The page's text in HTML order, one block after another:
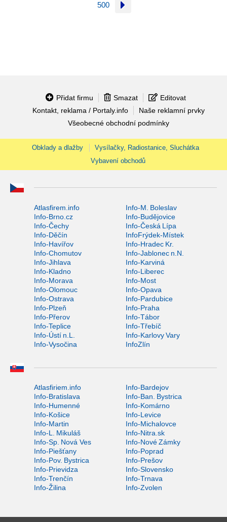
500
Přidat firmu Smazat
Editovat
Kontakt, reklama / Portaly.info
Naše reklamní prvky
Všeobecné obchodní podmínky
Obklady a dlažby
Vysílačky, Radiostanice, Sluchátka
Vybavení obchodů
Atlasfirem.info
Info-M. Boleslav
Info-Brno.cz
Info-Budějovice
Info-Čechy
Info-Česká Lípa
Info-Děčín
InfoFrýdek-Místek
Info-Havířov
Info-Hradec Kr.
Info-Chomutov
Info-Jablonec n.N.
Info-Jihlava
Info-Karviná
Info-Kladno
Info-Liberec
Info-Morava
Info-Most
Info-Olomouc
Info-Opava
Info-Ostrava
Info-Pardubice
Info-Plzeň
Info-Praha
Info-Přerov
Info-Tábor
Info-Teplice
Info-Třebíč
Info-Ústí n.L.
Info-Karlovy Vary
Info-Vysočina
InfoZlín
Atlasfiriem.info
Info-Bardejov
Info-Bratislava
Info-Ban. Bystrica
Info-Humenné
Info-Komárno
Info-Košice
Info-Levice
Info-Martin
Info-Michalovce
Info-L. Mikuláš
Info-Nitra.sk
Info-Sp. Nová Ves
Info-Nové Zámky
Info-Piešťany
Info-Poprad
Info-Pov. Bystrica
Info-Prešov
Info-Prievidza
Info-Slovensko
Info-Trenčín
Info-Trnava
Info-Žilina
Info-Zvolen